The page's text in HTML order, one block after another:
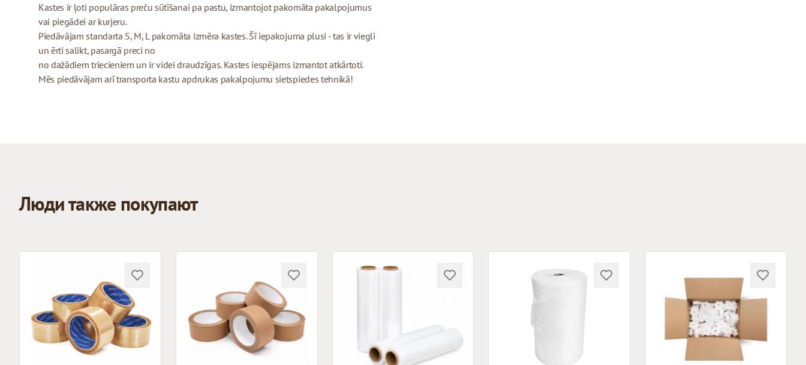
Kastes ir ļoti populāras preču sūtīšanai pa pastu, izmantojot pakomāta pakalpojumus
vai piegādei ar kurjeru.
Piedāvājam standarta S, M, L pakomāta izmēra kastes. Šī iepakojuma plusi - tas ir viegli
un ērti salikt, pasargā preci no
no dažādiem triecieniem un ir videi draudzīgas. Kastes iespējams izmantot atkārtoti.
Mēs piedāvājam arī transporta kastu apdrukas pakalpojumu sietspiedes tehnikā!
Люди также покупают